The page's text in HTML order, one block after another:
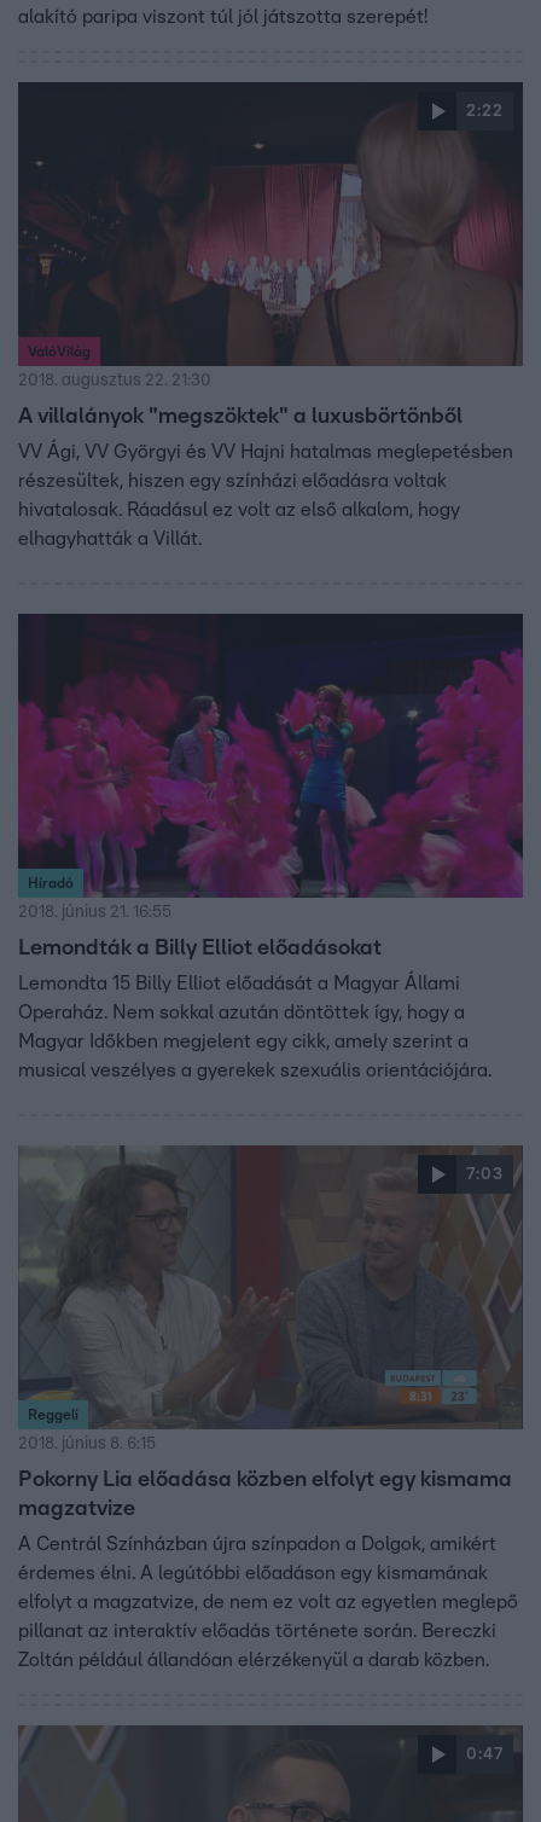
alakító paripa viszont túl jól játszotta szerepét!
2:22
ValóVilág
2018. augusztus 22. 21:30
A villalányok "megszöktek" a luxusbörtönből
VV Ági, VV Györgyi és VV Hajni hatalmas meglepetésben
részesültek, hiszen egy színházi előadásra voltak
hivatalosak. Ráadásul ez volt az első alkalom, hogy
elhagyhatták a Villát.
Híradó
2018. június 21. 16:55
Lemondták a Billy Elliot előadásokat
Lemondta 15 Billy Elliot előadását a Magyar Állami
Operaház. Nem sokkal azután döntöttek így, hogy a
Magyar Időkben megjelent egy cikk, amely szerint a
musical veszélyes a gyerekek szexuális orientációjára.
7:03
Reggeli
2018. június 8. 6:15
Pokorny Lia előadása közben elfolyt egy kismama
magzatvize
A Centrál Színházban újra színpadon a Dolgok, amikért
érdemes élni. A legútóbbi előadáson egy kismamának
elfolyt a magzatvize, de nem ez volt az egyetlen meglepő
pillanat az interaktív előadás története során. Bereczki
Zoltán például állandóan elérzékenyül a darab közben.
0:47